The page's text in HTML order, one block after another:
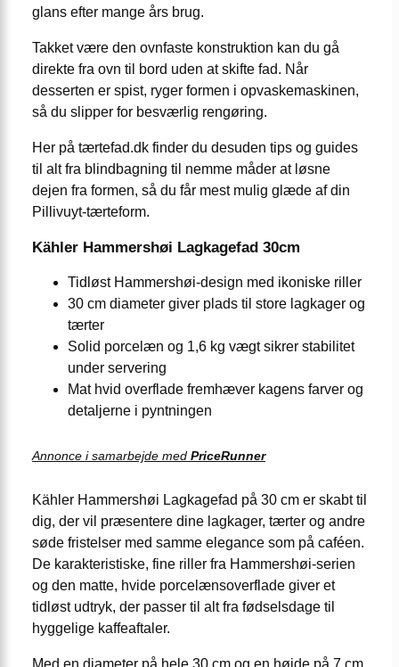
glans efter mange års brug.
Takket være den ovnfaste konstruktion kan du gå
direkte fra ovn til bord uden at skifte fad. Når
desserten er spist, ryger formen i opvaskemaskinen,
så du slipper for besværlig rengøring.
Her på tærtefad.dk finder du desuden tips og guides
til alt fra blindbagning til nemme måder at løsne
dejen fra formen, så du får mest mulig glæde af din
Pillivuyt-tærteform.
Kähler Hammershøi Lagkagefad 30cm
Tidløst Hammershøi-design med ikoniske riller
30 cm diameter giver plads til store lagkager og
tærter
Solid porcelæn og 1,6 kg vægt sikrer stabilitet
under servering
Mat hvid overflade fremhæver kagens farver og
detaljerne i pyntningen
Annonce i samarbejde med PriceRunner
Kähler Hammershøi Lagkagefad på 30 cm er skabt til
dig, der vil præsentere dine lagkager, tærter og andre
søde fristelser med samme elegance som på caféen.
De karakteristiske, fine riller fra Hammershøi-serien
og den matte, hvide porcelænsoverflade giver et
tidløst udtryk, der passer til alt fra fødselsdage til
hyggelige kaffeaftaler.